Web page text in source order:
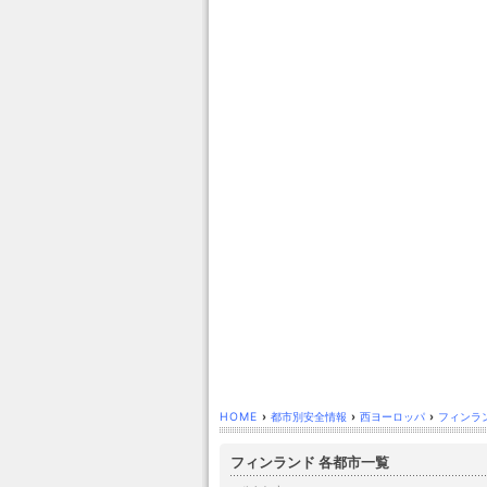
HOME › 都市別安全情報 › 西ヨーロッパ › フィンラ
フィンランド 各都市一覧